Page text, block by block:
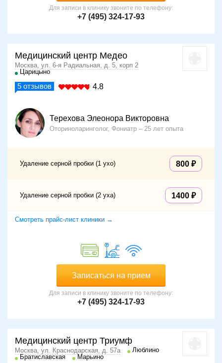
Для записи в клинику звоните по телефону:
+7 (495) 324-17-93
Медицинский центр Медео
Москва, ул. 6-я Радиальная, д. 5, корп 2
Царицыно
5 отзывов 4.8
Терехова Элеонора Викторовна
Оториноларинголог, Фониатр 25 лет опыта
Удаление серной пробки (1 ухо) 800
Удаление серной пробки (2 уха) 1400
Смотреть прайс-лист клиники →
Записаться на прием
Для записи в клинику звоните по телефону:
+7 (495) 324-17-93
Медицинский центр Триумф
Москва, ул. Краснодарская, д. 57а
Люблино
Братиславская
Марьино